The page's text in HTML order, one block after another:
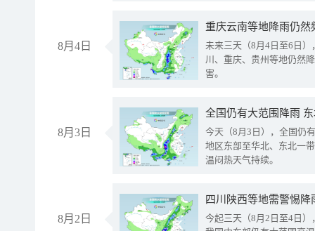
8月4日
重庆云南等地降雨仍然
未来三天（8月4日至6日
川、重庆、贵州等地仍然
害。
8月3日
全国仍有大范围降雨
今天（8月3日），全国仍
地区东部至华北、东北一
温闷热天气持续。
8月2日
今起三天（8月2日至4日